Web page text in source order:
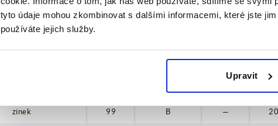
tyto údaje mohou zkombinovat s dalšími informacemi, které jste
používáte jejich služby.
Upravit
nerezová ocel 79 A — 18
B
zinek 99 B — 20